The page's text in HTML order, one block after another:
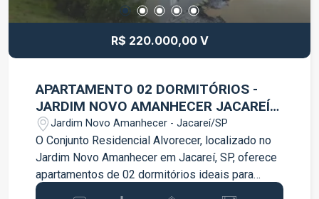
R$ 220.000,00 V
APARTAMENTO 02 DORMITÓRIOS -
JARDIM NOVO AMANHECER JACAREÍ
SPJardim Novo Amanhecer - Jacareí/SP
O Conjunto Residencial Alvorecer, localizado no
Jardim Novo Amanhecer em Jacareí, SP, oferece
apartamentos de 02 dormitórios ideais para
famílias que buscam um ambiente confortável e